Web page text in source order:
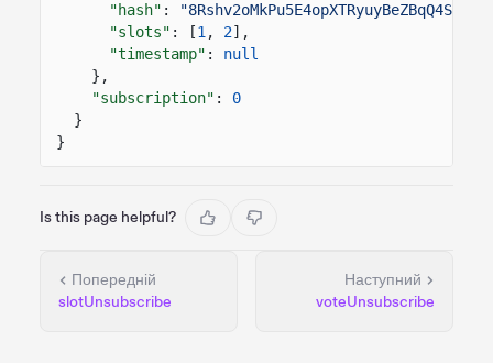
"hash" :
"slots" : [1 , 2],
"timestamp" :
null
},
"subscription" :
0
}
}
Is this page helpful?
Попередній
slotUnsubscribe
Наступний
voteUnsubscribe